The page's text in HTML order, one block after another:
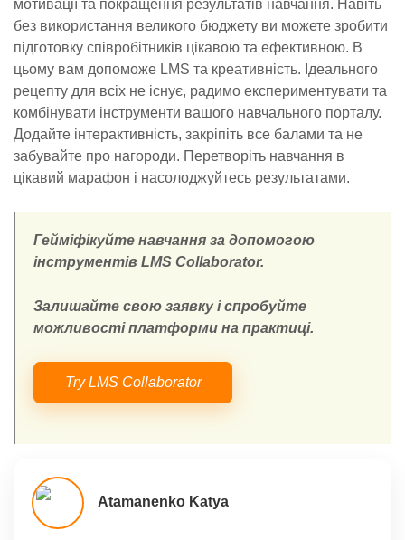
мотивації та покращення результатів навчання. Навіть
без використання великого бюджету ви можете зробити
підготовку співробітників цікавою та ефективною. В
цьому вам допоможе LMS та креативність. Ідеального
рецепту для всіх не існує, радимо експериментувати та
комбінувати інструменти вашого навчального порталу.
Додайте інтерактивність, закріпіть все балами та не
забувайте про нагороди. Перетворіть навчання в
цікавий марафон і насолоджуйтесь результатами.
Гейміфікуйте навчання за допомогою
інструментів LMS Collaborator.
Залишайте свою заявку і спробуйте
можливості платформи на практиці.
Try LMS Collaborator
Atamanenko Katya